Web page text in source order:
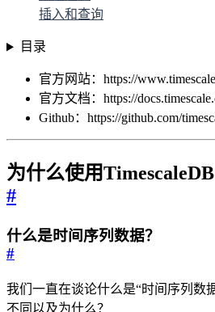
插入和查询
目录
官方网站：https://
官方文档：https://
Github：https://github.com/
为什么使用TimescaleDB
#
什么是时间序列数据？
#
我们一直在谈论什么是“时间序列数
不同以及为什么？